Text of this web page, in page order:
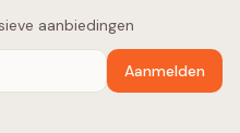
aanbiedingen
Aanmelden